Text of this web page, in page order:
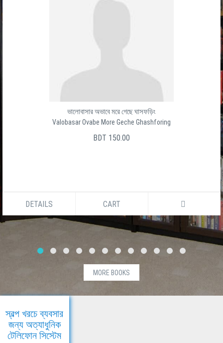
ভালোবাসার অভাবে মরে গেছে ঘাসফড়িং
Valobasar Ovabe More Geche Ghashforing
BDT 150.00
DETAILS CART
MORE BOOKS
স্বল্প খরচে ব্যবসার
জন্য অত্যাধুনিক
টেলিফোন সিস্টেম